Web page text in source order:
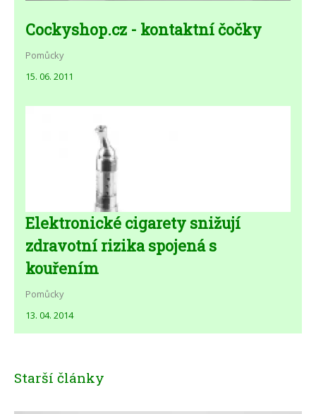
Cockyshop.cz - kontaktní čočky
Pomůcky
15. 06. 2011
Elektronické cigarety snižují
zdravotní rizika spojená s
kouřením
Pomůcky
13. 04. 2014
Starší články